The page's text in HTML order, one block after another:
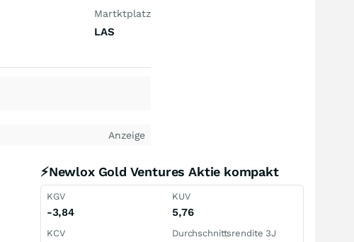
Martktplatz
LAS
Anzeige
⚡Newlox Gold Ventures Aktie kompakt
KGV
-3,84
KUV
5,76
KCV Durchschnittsrendite 3J